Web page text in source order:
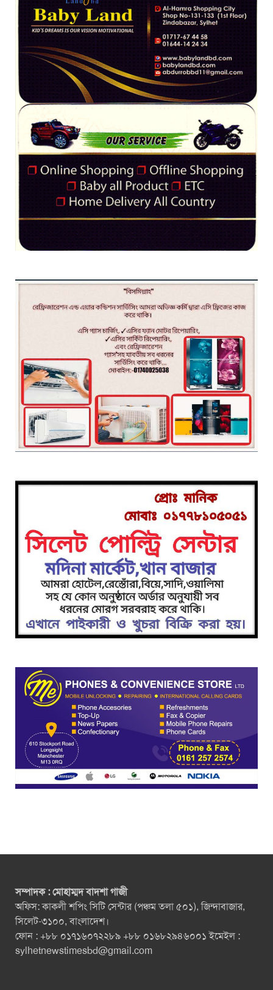
সম্পাদক : মোহাম্মদ বাদশা গাজী
অফিস: কাকলী শপিং সিটি সেন্টার (পঞ্চম তলা ৫০১), জিন্দাবাজার,
সিলেট-৩১০০, বাংলাদেশ।
ফোন : +৮৮ ০১৭১৬০৭২২৮৯ +৮৮ ০১৬৮২৯৪৬০০১ ইমেইল :
sylhetnewstimesbd@gmail.com